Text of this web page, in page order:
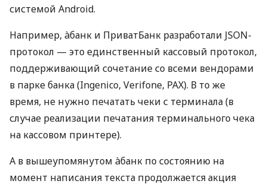
системой Android.
Например, àбанк и ПриватБанк разработали JSON-
протокол — это единственный кассовый протокол,
поддерживающий сочетание со всеми вендорами
в парке банка (Ingenico, Verifone, PAX). В то же
время, не нужно печатать чеки с терминала (в
случае реализации печатания терминального чека
на кассовом принтере).
А в вышеупомянутом àбанк по состоянию на
момент написания текста продолжается акция